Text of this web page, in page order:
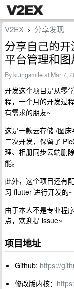
V2EX › 分享发现
分享自己的
平台管理和
Bykuingsmileat Mar 7,
开发这个项目是从零
程，一个月的开发过
有需求的朋友~
这是一款云存储 /图
二次开发，保留了
理、相册同步云端删
能。
此外，这个项目还有
习 flutter 进行开发的~
由于本人不是专业程
点，欢迎提 issue~
项目地址
Github: https://
修改版内核：